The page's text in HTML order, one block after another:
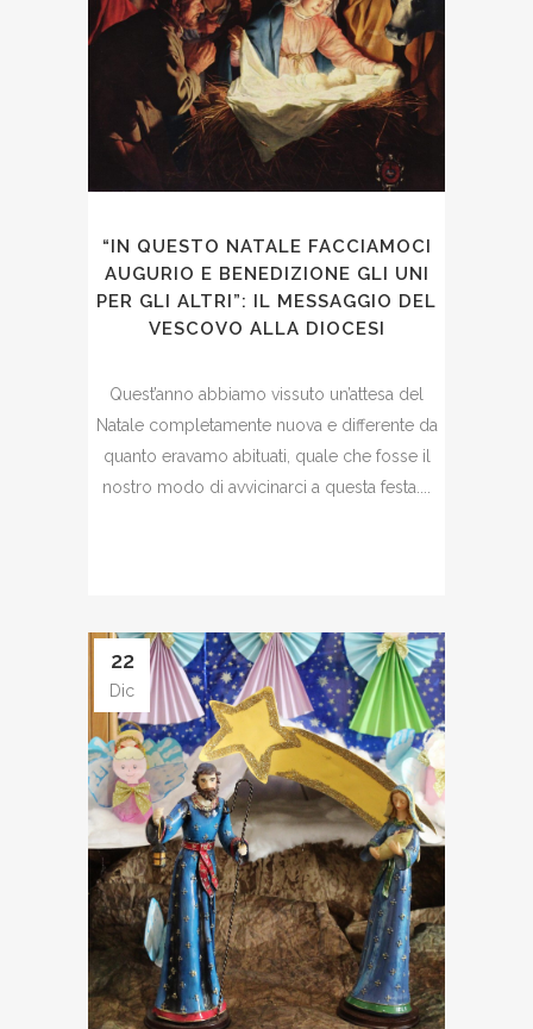
“IN QUESTO NATALE FACCIAMOCI
AUGURIO E BENEDIZIONE GLI UNI
PER GLI ALTRI”: IL MESSAGGIO DEL
VESCOVO ALLA DIOCESI
Quest’anno abbiamo vissuto un’attesa del
Natale completamente nuova e differente da
quanto eravamo abituati, quale che fosse il
nostro modo di avvicinarci a questa festa....
22
Dic